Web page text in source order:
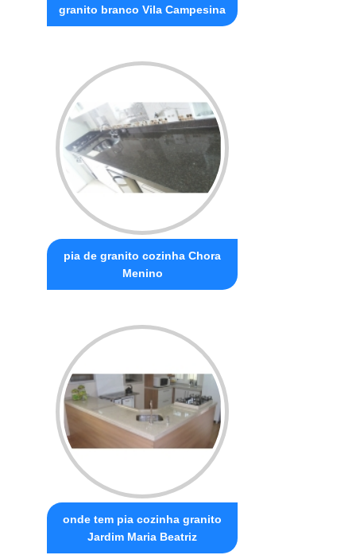
granito branco Vila Campesina
pia de granito cozinha Chora
Menino
onde tem pia cozinha granito
Jardim Maria Beatriz